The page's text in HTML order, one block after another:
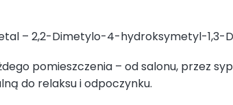
– 2,2-Dimetylo-4-hydroksymetyl-1,3-
pomieszczenia – od salonu, przez
do relaksu i odpoczynku.